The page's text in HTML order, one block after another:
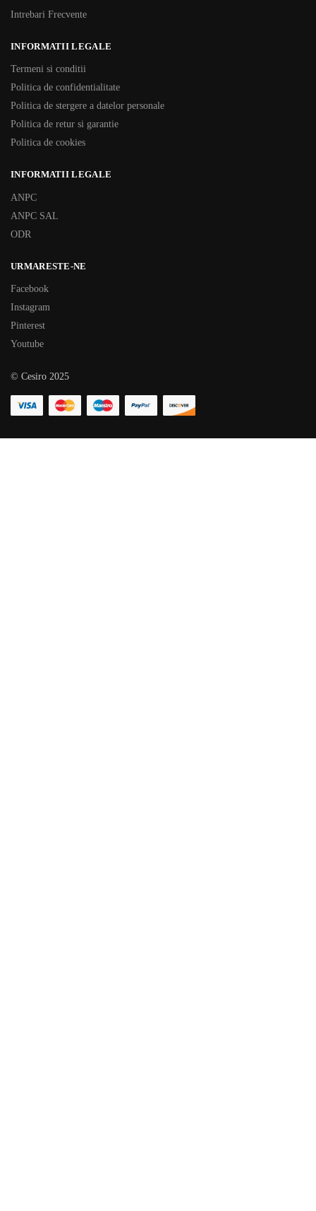
Intrebari Frecvente
INFORMATII LEGALE
Termeni si conditii
Politica de confidentialitate
Politica de stergere a datelor personale
Politica de retur si garantie
Politica de cookies
INFORMATII LEGALE
ANPC
ANPC SAL
ODR
URMARESTE-NE
Facebook
Instagram
Pinterest
Youtube
© Cesiro 2025